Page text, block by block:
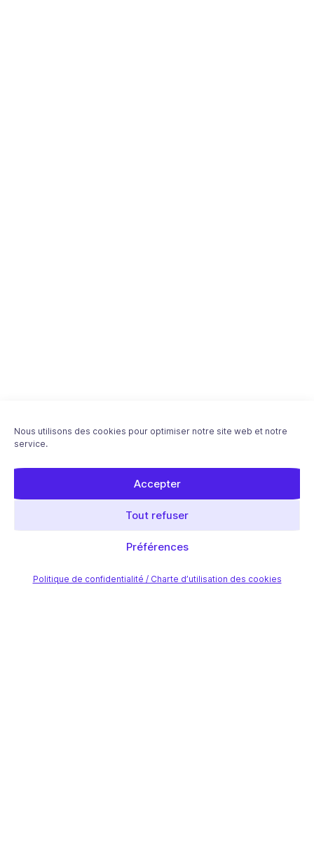
Nous utilisons des cookies pour optimiser notre site web et notre
service.
Accepter
Tout refuser
Préférences
Politique de confidentialité / Charte d’utilisation des cookies